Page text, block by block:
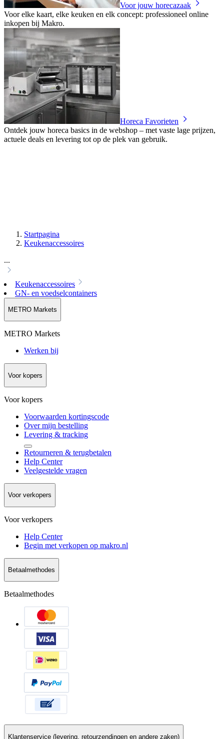
Voor jouw horecazaak
Voor elke kaart, elke keuken en elk concept: professioneel online
inkopen bij Makro.
Horeca Favorieten
Ontdek jouw horeca basics in de webshop – met vaste lage prijzen,
actuele deals en levering tot op de plek van gebruik.
Startpagina
Keukenaccessoires
...
Keukenaccessoires
GN- en voedselcontainers
METRO Markets
METRO Markets
Werken bij
Voor kopers
Voor kopers
Voorwaarden kortingscode
Over mijn bestelling
Levering & tracking
Retourneren & terugbetalen
Help Center
Veelgestelde vragen
Voor verkopers
Voor verkopers
Help Center
Begin met verkopen op makro.nl
Betaalmethodes
Betaalmethodes
Klantenservice (levering, retourzendingen en andere zaken)